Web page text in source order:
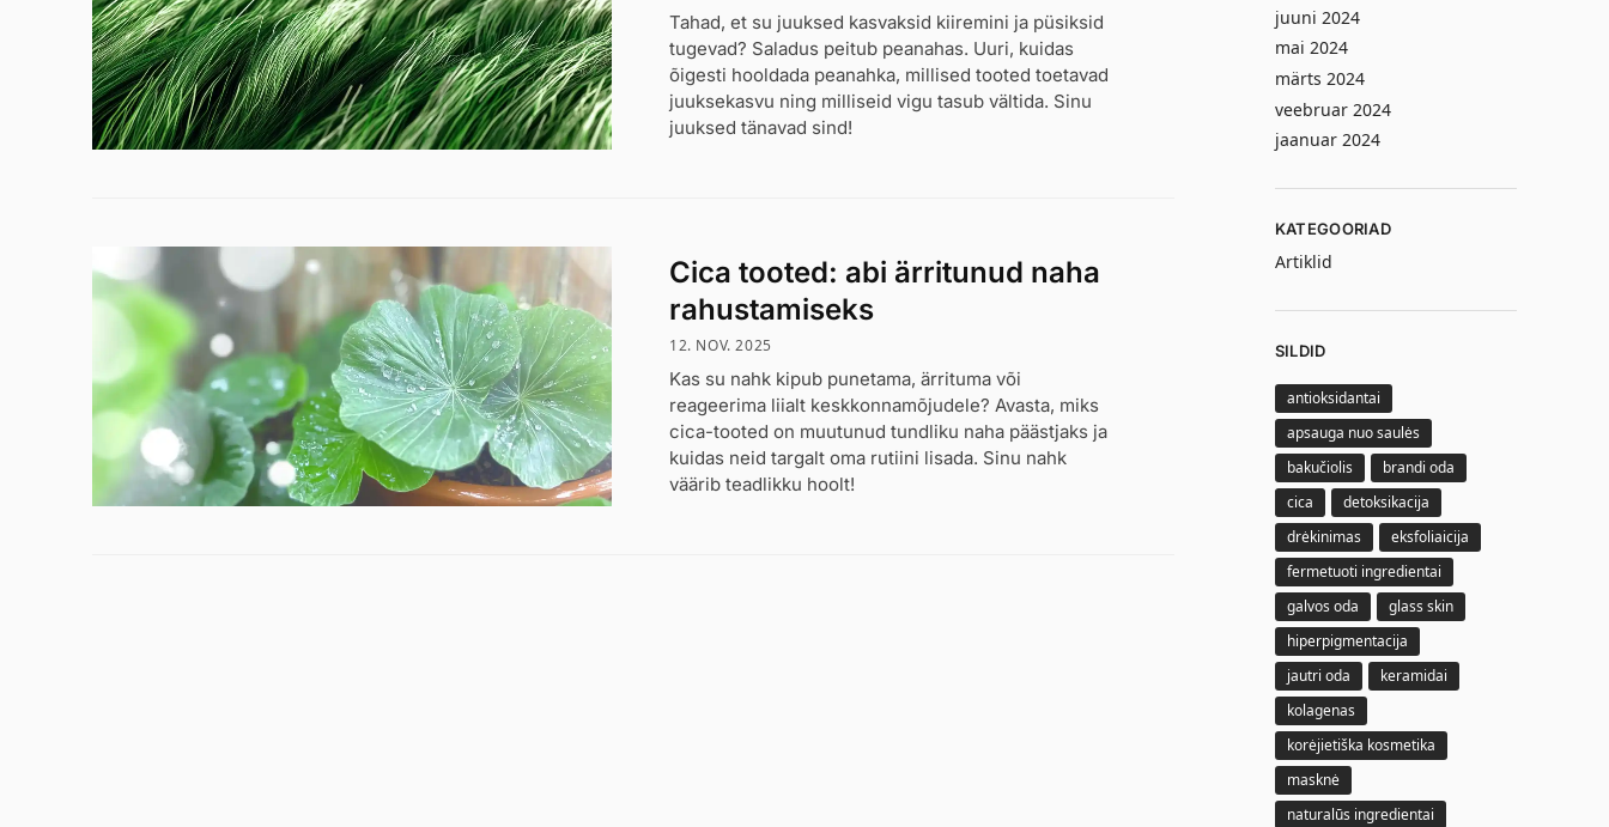
Tahad, et su juuksed kasvaksid kiiremini ja püsiksid
tugevad? Saladus peitub peanahas. Uuri, kuidas
õigesti hooldada peanahka, millised tooted toetavad
juuksekasvu ning milliseid vigu tasub vältida. Sinu
juuksed tänavad sind!
Cica tooted: abi ärritunud naha
rahustamiseks
12. NOV. 2025
Kas su nahk kipub punetama, ärrituma või
reageerima liialt keskkonnamõjudele? Avasta, miks
cica-tooted on muutunud tundliku naha päästjaks ja
kuidas neid targalt oma rutiini lisada. Sinu nahk
väärib teadlikku hoolt!
juuni 2024
mai 2024
märts 2024
veebruar 2024
jaanuar 2024
KATEGOORIAD
Artiklid
SILDID
antioksidantai
apsauga nuo saulės
bakučiolis
brandi oda
cica
detoksikacija
drėkinimas
eksfoliaicija
fermetuoti ingredientai
galvos oda
glass skin
hiperpigmentacija
jautri oda
keramidai
kolagenas
korėjietiška kosmetika
masknė
naturalūs ingredientai